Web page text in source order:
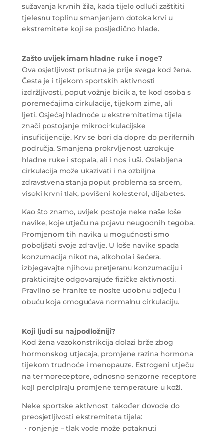
sužavanja krvnih žila, kada tijelo odluči zaštititi
tjelesnu toplinu smanjenjem dotoka krvi u
ekstremitete koji se posljedično hlade.
Zašto uvijek imam hladne ruke i noge?
Ova osjetljivost prisutna je prije svega kod žena.
Česta je i tijekom sportskih aktivnosti
izdržljivosti, poput vožnje bicikla, te kod osoba s
poremećajima cirkulacije, tijekom zime, ali i
ljeti. Osjećaj hladnoće u ekstremitetima tijela
znači postojanje mikrocirkulacijske
insuficijencije. Krv se bori da dopre do perifernih
područja. Smanjena prokrvljenost uzrokuje
hladne ruke i stopala, ali i nos i uši. Oslabljena
cirkulacija može ukazivati i na ozbiljna
zdravstvena stanja poput problema sa srcem,
visoki krvni tlak, povišeni kolesterol, dijabetes.
Kao što znamo, uvijek postoje neke naše loše
navike, koje utječu na pojavu neugodnih tegoba.
Promjenom tih navika u mogućnosti smo
poboljšati svoje zdravlje. U loše navike spada
konzumacija nikotina, alkohola i šećera.
izbjegavajte njihovu pretjeranu konzumaciju i
prakticirajte odgovarajuće fizičke aktivnosti.
Pravilno se hranite te nosite udobnu odjeću i
obuću koja omogućava normalnu cirkulaciju.
Koji ljudi su najpodložniji?
Kod žena vazokonstrikcija dolazi brže zbog
hormonskog utjecaja, promjene razina hormona
tijekom trudnoće i menopauze. Estrogeni utječu
na termoreceptore, odnosno senzorne receptore
koji percipiraju promjene temperature u koži.
Neke sportske aktivnosti također dovode do
preosjetljivosti ekstremiteta tijela:
・ronjenje – tlak vode može potaknuti